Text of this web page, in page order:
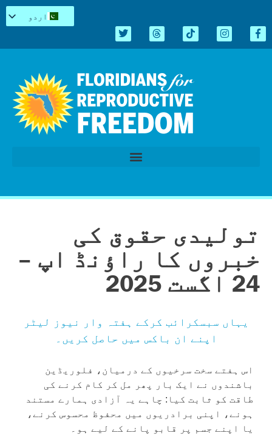
اردو
Español
简体中文
Tiếng Việt
العربية
تولیدی حقوق کی
خبروں کا راؤنڈ اپ –
24 اگست 2025
یہاں سبسکرائب کرکے ہفتہ وار نیوز لیٹر
اپنے ان باکس میں حاصل کریں۔
اس ہفتے سخت سرخیوں کے درمیان، فلوریڈین
باشندوں نے ایک بار پھر مل کر کام کرنے کی
طاقت کو ثابت کیا: چاہے یہ آزادی ہمارے مستند
ہونے، اپنی برادریوں میں محفوظ محسوس کرنے،
یا اپنے جسم پر قابو پانے کے لیے ہو۔